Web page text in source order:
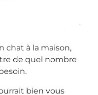
chat à la maison,
de quel nombre
bien vous